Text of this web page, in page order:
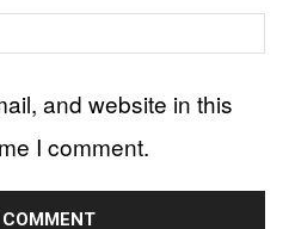
and website in this
I comment.